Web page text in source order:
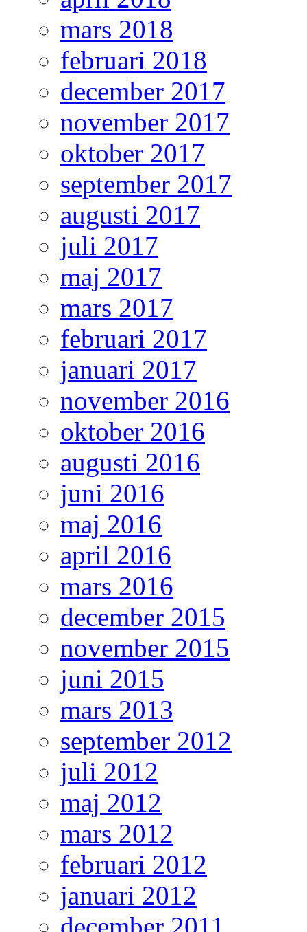
mars 2018
februari 2018
december 2017
november 2017
oktober 2017
september 2017
augusti 2017
juli 2017
maj 2017
mars 2017
februari 2017
januari 2017
november 2016
oktober 2016
augusti 2016
juni 2016
maj 2016
april 2016
mars 2016
december 2015
november 2015
juni 2015
mars 2013
september 2012
juli 2012
maj 2012
mars 2012
februari 2012
januari 2012
december 2011